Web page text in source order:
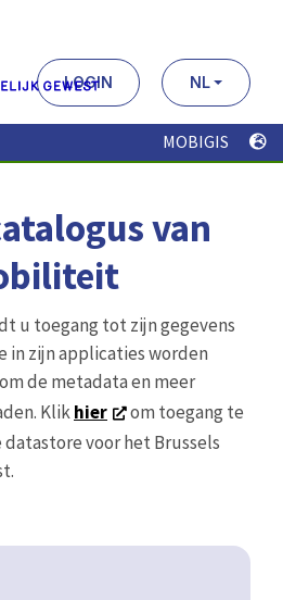
LOGIN NL
MOBIGIS
van
u toegang tot zijn gegevens
in zijn applicaties worden
de metadata en meer
Klikhier
om toegang te
voor het Brussels